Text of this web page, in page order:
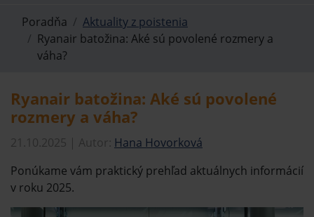
Poradňa
Aktuality z poistenia
Ryanair batožina: Aké sú povolené rozmery a
váha?
Ryanair batožina: Aké sú povolené
rozmery a váha?
21.10.2025 | Autor: Hana Hovorková
Ponúkame vám praktický prehľad aktuálnych informácií
v roku 2025.